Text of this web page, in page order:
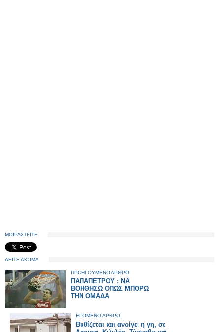
ΜΟΙΡΑΣΤΕΙΤΕ
ΔΕΙΤΕ ΑΚΟΜΑ
ΠΡΟΗΓΟΥΜΕΝΟ ΑΡΘΡΟ
ΠΑΠΑΠΕΤΡΟΥ : ΝΑ
ΒΟΗΘΗΣΩ ΟΠΩΣ ΜΠΟΡΩ
ΤΗΝ ΟΜΑΔΑ
ΕΠΟΜΕΝΟ ΑΡΘΡΟ
Βυθίζεται και ανοίγει η γη, σε